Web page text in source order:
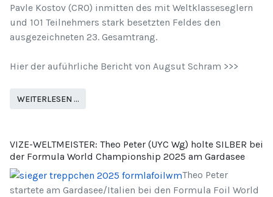
Pavle Kostov (CRO) inmitten des mit Weltklasseseglern
und 101 Teilnehmers stark besetzten Feldes den
ausgezeichneten 23. Gesamtrang.
Hier der auführliche Bericht von Augsut Schram >>>
WEITERLESEN …
VIZE-WELTMEISTER: Theo Peter (UYC Wg) holte SILBER bei
der Formula World Championship 2025 am Gardasee
Theo Peter
startete am Gardasee/Italien bei den Formula Foil World